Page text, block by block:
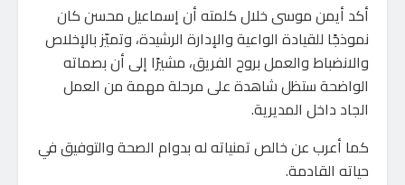
أكد أيمن موسى خلال كلمته أن إسماعيل محسن كان
نموذجًا للقيادة الواعية والإدارة الرشيدة، وتميّز بالإخلاص
والانضباط والعمل بروح الفريق، مشيرًا إلى أن بصماته
الواضحة ستظل شاهدة على مرحلة مهمة من العمل
الجاد داخل المديرية.
كما أعرب عن خالص تمنياته له بدوام الصحة والتوفيق في
حياته القادمة.